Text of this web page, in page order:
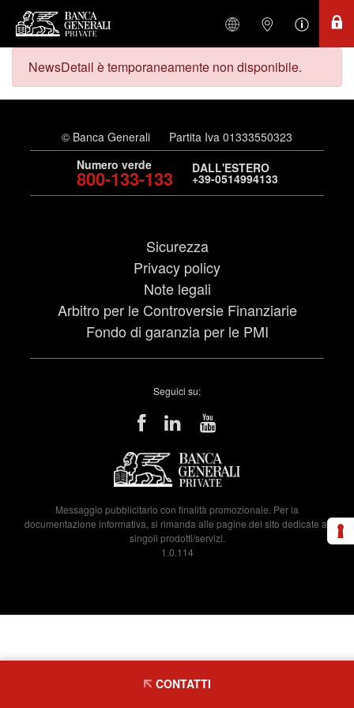
NewsDetail è temporaneamente non disponibile.
© Banca Generali
Partita Iva 01333550323
Numero verde
800-133-133 DALL'ESTERO
+39-0514994133
Sicurezza
Privacy policy
Note legali
Arbitro per le Controversie Finanziarie
Fondo di garanzia per le PMI
Seguici su:
Messaggio pubblicitario con finalità promozionale. Per la
documentazione informativa, si rimanda alle pagine del sito dedicate ai
singoli prodotti/servizi.
1.0.114
CONTATTI